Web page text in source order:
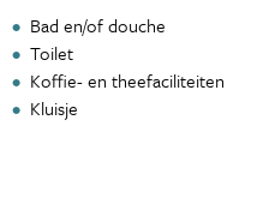
Bad en/of douche
Toilet
Koffie- en theefaciliteiten
Kluisje